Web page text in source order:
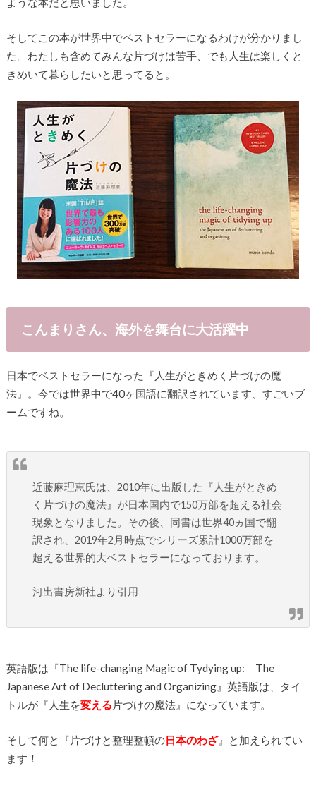
そしてこの本が世界中でベストセラーになるわけが分かりまし
た。わたしも含めてみんな片づけは苦手、でも人生は楽しくと
きめいて暮らしたいと思ってると。
こんまりさん、海外を舞台に大活躍中
日本でベストセラーになった『人生がときめく片づけの魔
法』。今では世界中で40ヶ国語に翻訳されています、すごいブ
ームですね。
近藤麻理恵氏は、2010年に出版した『人生がときめ
く片づけの魔法』が日本国内で150万部を超える社会
現象となりました。その後、同書は世界40ヵ国で翻
訳され、2019年2月時点でシリーズ累計1000万部を
超える世界的大ベストセラーになっております。
河出書房新社より引用
英語版は『The life-changing Magic of Tydying up: The
Japanese Art of Decluttering and Organizing』英語版は、タイ
トルが『人生を変える 片づけの魔法』になっています。
そして何と『片づけと整理整頓の日本のわざ』と加えられてい
ます！